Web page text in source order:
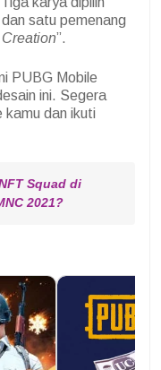
dan satu pemenang
”.
PUBG Mobile
ini. Segera
dan ikuti
Squad di
2021?